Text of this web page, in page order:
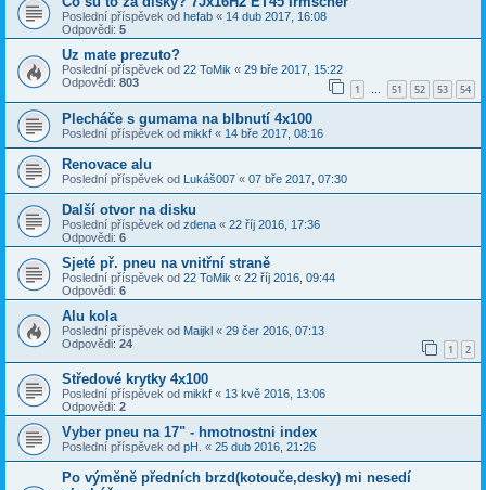
Poslední příspěvek od hefab « 14 dub 2017, 16:08
Odpovědi: 5
Uz mate prezuto?
Poslední příspěvek od 22 ToMik « 29 bře 2017, 15:22
Odpovědi: 803 1 … 51 52 53 54
Plecháče s gumama na blbnutí 4x100
Poslední příspěvek od mikkf « 14 bře 2017, 08:16
Renovace alu
Poslední příspěvek od Lukáš007 « 07 bře 2017, 07:30
Další otvor na disku
Poslední příspěvek od zdena « 22 říj 2016, 17:36
Odpovědi: 6
Sjeté př. pneu na vnitřní straně
Poslední příspěvek od 22 ToMik « 22 říj 2016, 09:44
Odpovědi: 6
Alu kola
Poslední příspěvek od Maijkl « 29 čer 2016, 07:13
Odpovědi: 24 1 2
Středové krytky 4x100
Poslední příspěvek od mikkf « 13 kvě 2016, 13:06
Odpovědi: 2
Vyber pneu na 17" - hmotnostni index
Poslední příspěvek od pH. « 25 dub 2016, 21:26
Po výměně předních brzd(kotouče,desky) mi nesedí